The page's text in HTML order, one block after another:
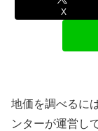
X
地価を調べるに
ンターが運営し